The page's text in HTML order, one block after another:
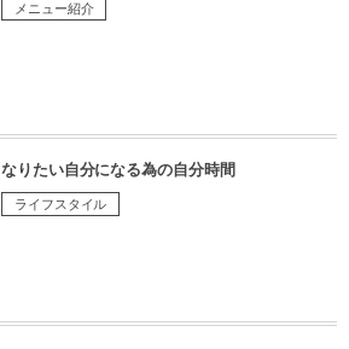
メニュー紹介
なりたい自分になる為の自分時間
ライフスタイル